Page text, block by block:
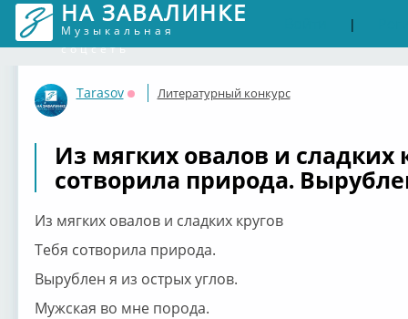
НА ЗАВАЛИНКЕ
Музыкальная
соцсеть
|
Tarasov
Оффлайн
Литературный конкурс
Из мягких овалов и сладких
сотворила природа.
Из мягких овалов и сладких кругов
Тебя сотворила природа.
Вырублен я из острых углов.
Мужская во мне порода.